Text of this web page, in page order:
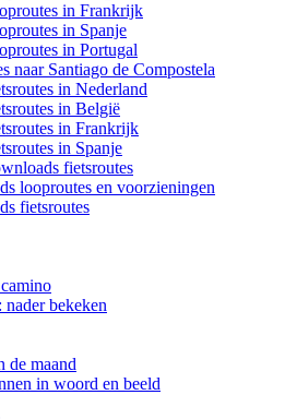
in Frankrijk
in Spanje
in Portugal
naar Santiago de Compostela
in Nederland
in België
in Frankrijk
in Spanje
fietsroutes
looproutes en voorzieningen
fietsroutes
bekeken
de maand
in woord en beeld